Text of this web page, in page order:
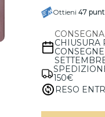
Ottieni 47
CHIUSURA
150€
RESO